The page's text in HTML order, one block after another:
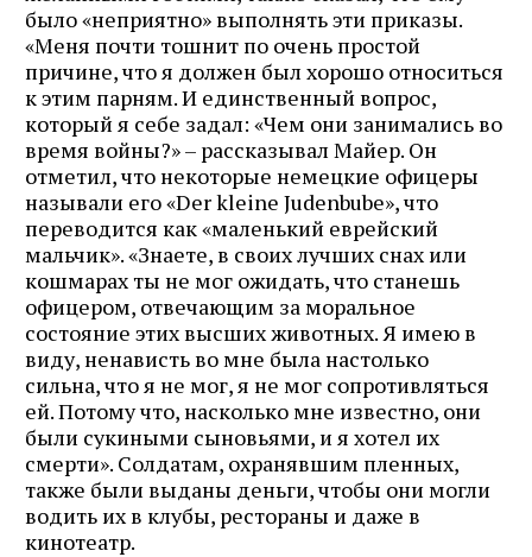
было «неприятно» выполнять эти приказы.
«Меня почти тошнит по очень простой
причине, что я должен был хорошо относиться
к этим парням. И единственный вопрос,
который я себе задал: «Чем они занимались во
время войны?» – рассказывал Майер. Он
отметил, что некоторые немецкие офицеры
называли его «Der kleine Judenbube», что
переводится как «маленький еврейский
мальчик». «Знаете, в своих лучших снах или
кошмарах ты не мог ожидать, что станешь
офицером, отвечающим за моральное
состояние этих высших животных. Я имею в
виду, ненависть во мне была настолько
сильна, что я не мог, я не мог сопротивляться
ей. Потому что, насколько мне известно, они
были сукиными сыновьями, и я хотел их
смерти». Солдатам, охранявшим пленных,
также были выданы деньги, чтобы они могли
водить их в клубы, рестораны и даже в
кинотеатр.